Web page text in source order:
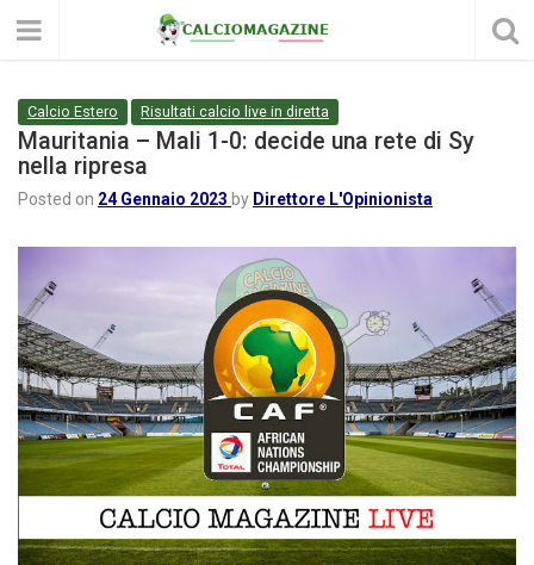
Calcio Estero Risultati calcio live in diretta
Mauritania – Mali 1-0: decide una rete di Sy
nella ripresa
Posted on 24 Gennaio 2023 by Direttore L'Opinionista